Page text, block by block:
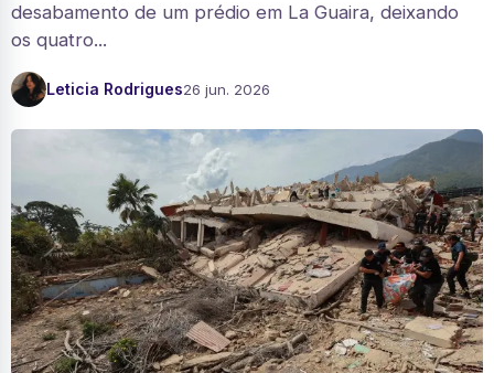
desabamento de um prédio em La Guaira, deixando
os quatro...
Leticia Rodrigues26 jun. 2026